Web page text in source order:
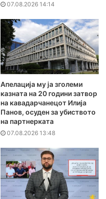
07.08.2026 14:14
Апелација му ја зголеми
казната на 20 години затвор
на кавадарчанецот Илија
Панов, осуден за убиството
на партнерката
07.08.2026 13:48